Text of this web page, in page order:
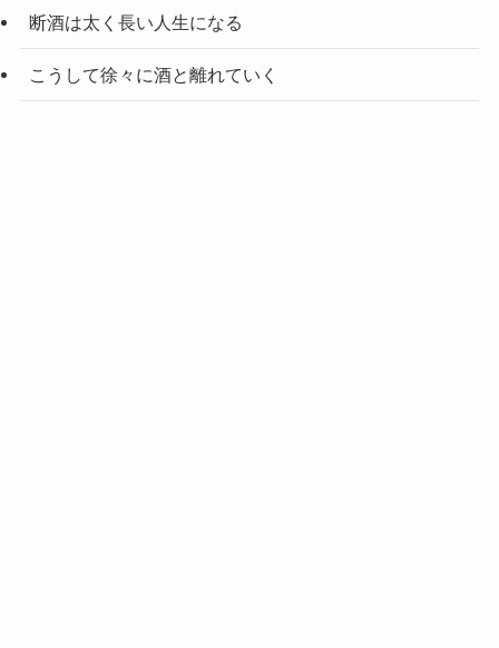
断酒は太く長い人生になる
こうして徐々に酒と離れていく